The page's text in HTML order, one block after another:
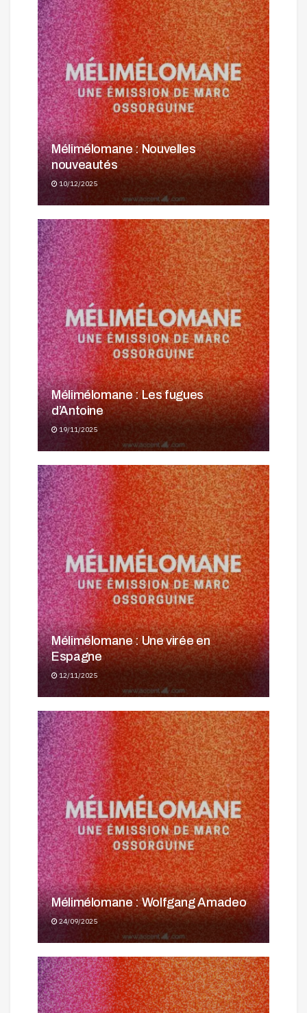
Mélimélomane : Nouvelles
nouveautés
10/12/2025
Mélimélomane : Les fugues
d’Antoine
19/11/2025
Mélimélomane : Une virée en
Espagne
12/11/2025
Mélimélomane : Wolfgang Amadeo
24/09/2025